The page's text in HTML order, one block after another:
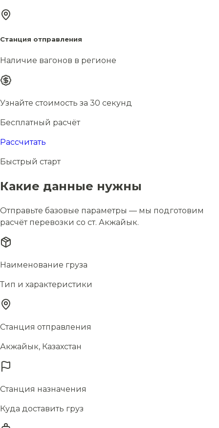
Станция отправления
Наличие вагонов в регионе
Узнайте стоимость за 30 секунд
Бесплатный расчёт
Рассчитать
Быстрый старт
Какие данные нужны
Отправьте базовые параметры — мы подготовим
расчёт перевозки со ст. Акжайык.
Наименование груза
Тип и характеристики
Станция отправления
Акжайык, Казахстан
Станция назначения
Куда доставить груз